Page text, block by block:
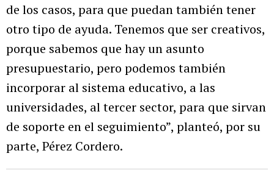
de los casos, para que puedan también tener
otro tipo de ayuda. Tenemos que ser creativos,
porque sabemos que hay un asunto
presupuestario, pero podemos también
incorporar al sistema educativo, a las
universidades, al tercer sector, para que sirvan
de soporte en el seguimiento”, planteó, por su
parte, Pérez Cordero.